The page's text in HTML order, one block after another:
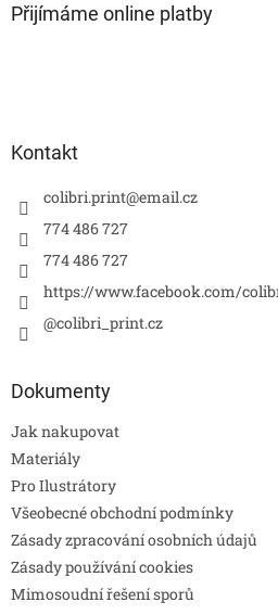
Přijímáme online platby
Kontakt
colibri.print@email.cz
774 486 727
774 486 727
https://www.facebook.com/
@colibri_print.cz
Dokumenty
Jak nakupovat
Materiály
Pro Ilustrátory
Všeobecné obchodní podmínky
Zásady zpracování osobních údajů
Zásady používání cookies
Mimosoudní řešení sporů